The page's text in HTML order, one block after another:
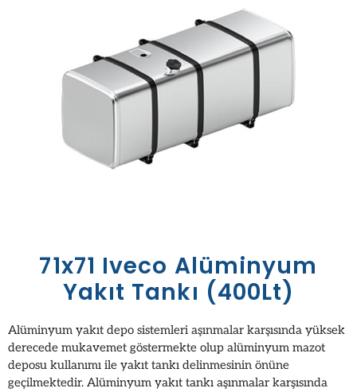
71x71 Iveco Alüminyum
Yakıt Tankı (400Lt)
Alüminyum yakıt depo sistemleri aşınmalar karşısında yüksek
derecede mukavemet göstermekte olup alüminyum mazot
deposu kullanımı ile yakıt tankı delinmesinin önüne
geçilmektedir. Alüminyum yakıt tankı aşınmalar karşısında